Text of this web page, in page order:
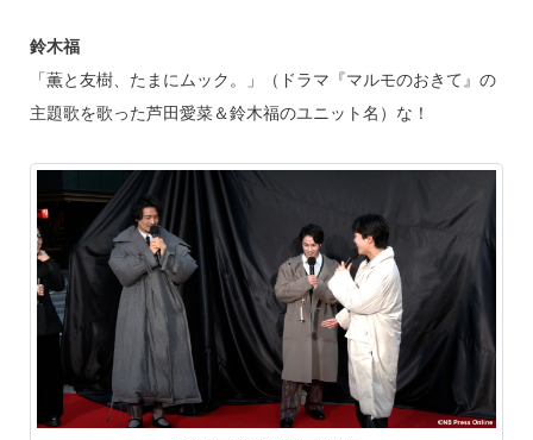
鈴木福
「薫と友樹、たまにムック。」（ドラマ『マルモのおきて』の
主題歌を歌った芦田愛菜＆鈴木福のユニット名）な！